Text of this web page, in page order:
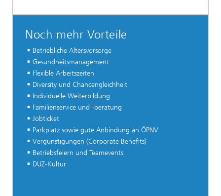
Noch mehr Vorteile
Betriebliche Altersvorsorge
Gesundheitsmanagement
Flexible Arbeitszeiten
Diversity und Chancengleichheit
Individuelle Weiterbildung
Familienservice und -beratung
Jobticket
Parkplatz sowie gute Anbindung an ÖPNV
Vergünstigungen (Corporate Benefits)
Betriebsfeiern und Teamevents
DUZ-Kultur